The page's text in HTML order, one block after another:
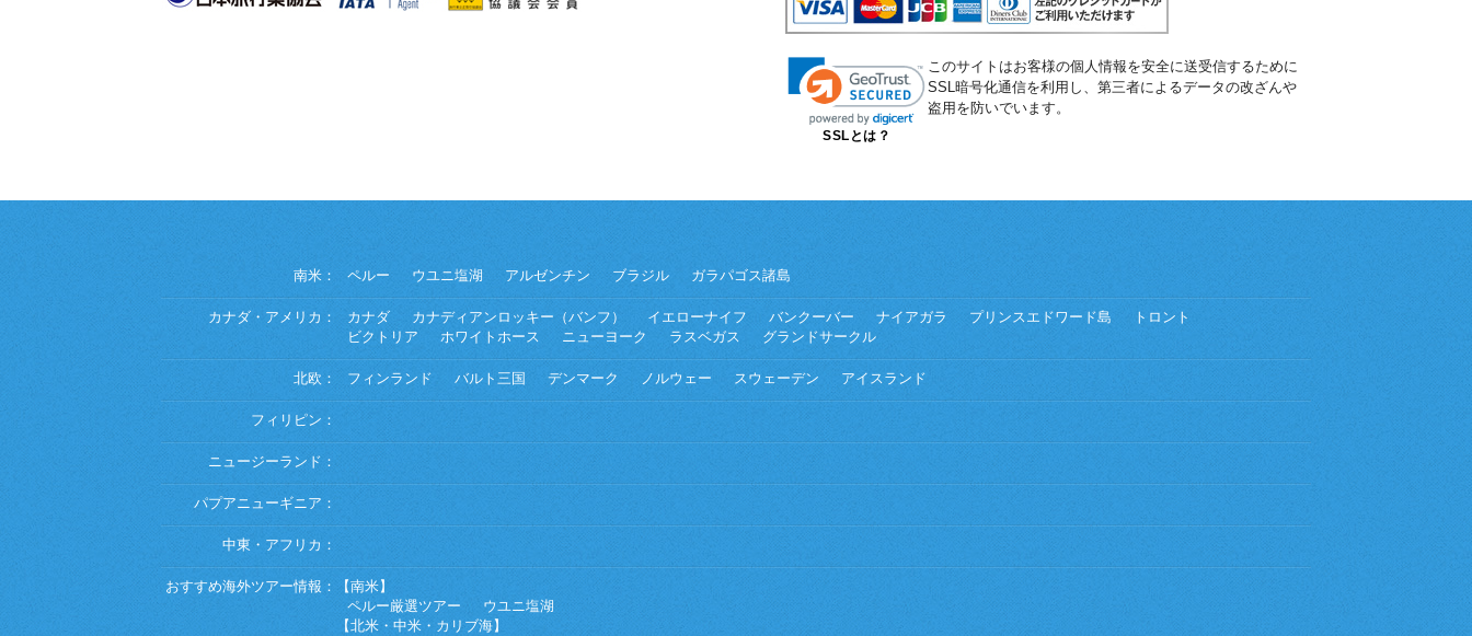
SSLとは？
このサイトはお客様の個人情報を安全に送受信するために
SSL暗号化通信を利用し、第三者によるデータの改ざんや
盗用を防いでいます。
南米： ペルー ウユニ塩湖 アルゼンチン ブラジル ガラパゴス諸島
カナダ・アメリカ： カナダ カナディアンロッキー（バンフ） イエローナイフ バンクーバー ナイアガラ プリンスエドワード島
トロント
ビクトリア
ホワイトホース ニューヨーク ラスベガス グランドサークル
北欧： フィンランド バルト三国 デンマーク ノルウェー スウェーデン アイスランド
フィリピン：
ニュージーランド：
パプアニューギニア：
中東・アフリカ：
おすすめ海外ツアー情報：
【南米】
ペルー厳選ツアー
ウユニ塩湖
【北米・中米・カリブ海】